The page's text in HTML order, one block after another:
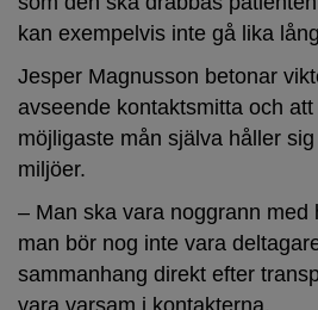
kan exempelvis inte gå lika
Jesper Magnusson betonar
avseende kontaktsmitta och
möjligaste mån själva håller
miljöer.
– Man ska vara noggrann med
man bör nog inte vara
sammanhang direkt efter
vara varsam i kontakterna.